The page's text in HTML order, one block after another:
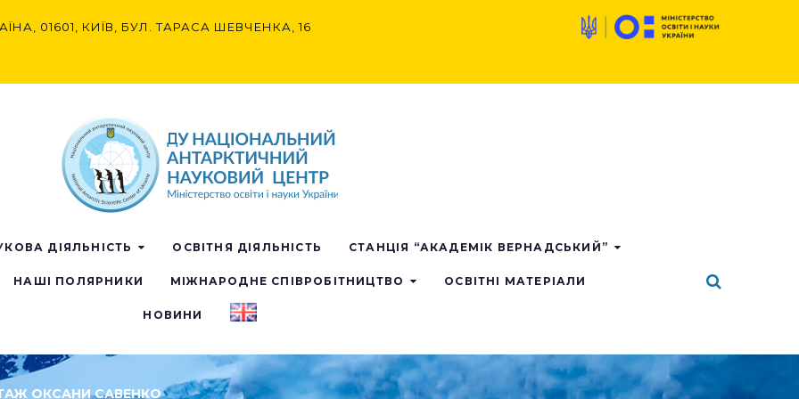
01601, КИЇВ, БУЛ. ТАРАСА ШЕВЧЕНКА, 16
ДІЯЛЬНІСТЬ ОСВІТНЯ ДІЯЛЬНІСТЬ СТАНЦІЯ “АКАДЕМІК ВЕРНАДСЬКИЙ”
НАШІ ПОЛЯРНИКИ МІЖНАРОДНЕ СПІВРОБІТНИЦТВО ОСВІТНІ МАТЕРІАЛИ
НОВИНИ
ОКСАНИ САВЕНКО